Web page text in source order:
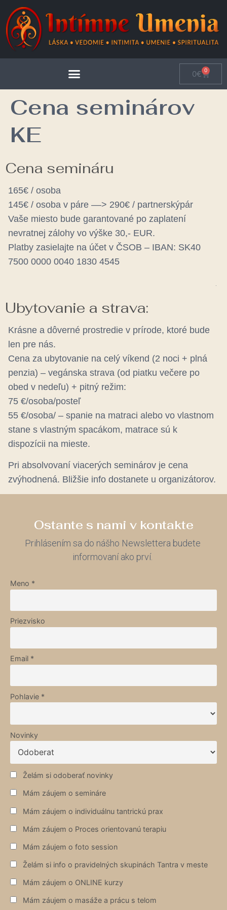
0€ 0
Cena seminárov
KE
Cena semináru
165€ / osoba
145€ / osoba v páre ––> 290€ / partnerskýpár
Vaše miesto bude garantované po zaplatení
nevratnej zálohy vo výške 30,- EUR.
Platby zasielajte na účet v ČSOB – IBAN: SK40
7500 0000 0040 1830 4545
.
Ubytovanie a strava:
Krásne a dôverné prostredie v prírode, ktoré bude
len pre nás.
Cena za ubytovanie na celý víkend (2 noci + plná
penzia) – vegánska strava (od piatku večere po
obed v nedeľu) + pitný režim:
75 €/osoba/posteľ
55 €/osoba/ – spanie na matraci alebo vo vlastnom
stane s vlastným spacákom, matrace sú k
dispozícii na mieste.
Pri absolvovaní viacerých seminárov je cena
zvýhodnená. Bližšie info dostanete u organizátorov.
Ostante s nami v kontakte
Prihlásením sa do nášho Newslettera budete
informovaní ako prví.
Meno *
Priezvisko
Email *
Pohlavie *
Novinky
Želám si odoberať novinky
Mám záujem o semináre
Mám záujem o individuálnu tantrickú prax
Mám záujem o Proces orientovanú terapiu
Mám záujem o foto session
Želám si info o pravidelných skupinách Tantra v meste
Mám záujem o ONLINE kurzy
Mám záujem o masáže a prácu s telom